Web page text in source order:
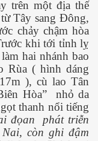
trên một địa thế
Tây sang Đông,
chảy chậm hòa
khi tới tỉnh lỵ
hai nhánh bao
Rùa ( hình dáng
), cù lao Tân
Hòa”
nhỏ da
thanh nổi tiếng
đọan
phát triễn
còn ghi đậm